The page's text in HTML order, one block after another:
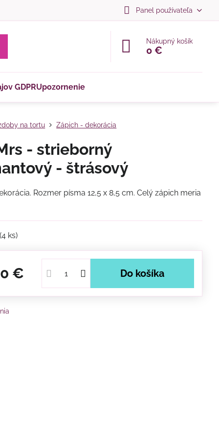
Panel používateľa
Nákupný košík
0 €
GDPRUpozornenie
na tortu Zápich - dekorácia
- strieborný
- štrásový
Rozmer písma 12,5 x 8,5 cm. Celý zápich meria
(4 ks)
€ Do košíka